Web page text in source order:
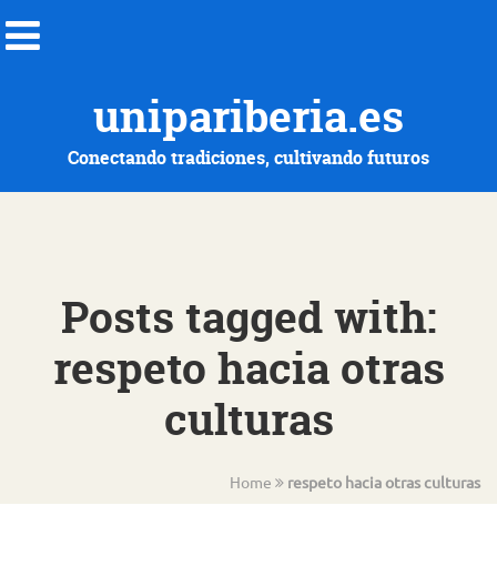
unipariberia.es
Conectando tradiciones, cultivando futuros
Posts tagged with:
respeto hacia otras
culturas
Home respeto hacia otras culturas